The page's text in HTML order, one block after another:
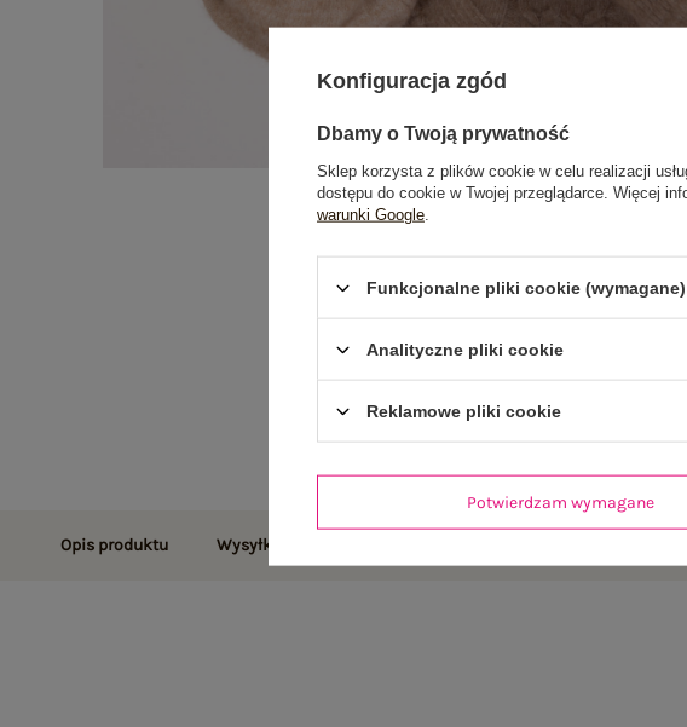
Opis produktu Wysyłka i dostawa
Konfiguracja zgód
Dbamy o Twoją prywatność
Sklep korzysta z plików cookie w celu realizacji
dostępu do cookie w Twojej przeglądarce. Więcej
warunki Google
Funkcjonalne pliki cookie (wymagane)
Analityczne pliki cookie
Reklamowe pliki cookie
Potwierdzam wymagane